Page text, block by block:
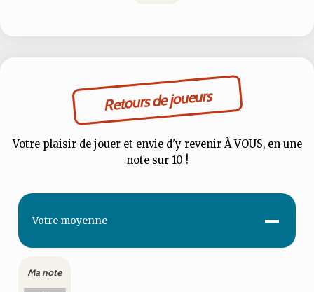
Retours de joueurs
Votre plaisir de jouer et envie d'y revenir À VOUS, en une
note sur 10 !
Votre moyenne -
Ma note